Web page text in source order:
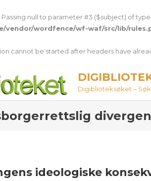
null to parameter #3 ($subject) of
vendor/wordfence/wf-waf/src/lib/
cannot be started after headers have
Digiblioteksøket –
ideologiske